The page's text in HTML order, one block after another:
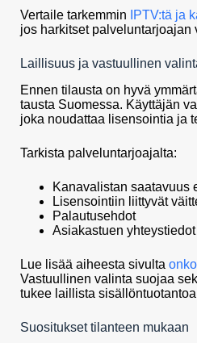
Vertaile tarkemmin IPTV:tä ja
jos harkitset palveluntarjoajan
Laillisuus ja vastuullinen
Ennen tilausta on hyvä
tausta Suomessa. Käyttäjän
joka noudattaa lisensointia ja
Tarkista palveluntarjoajalta:
Kanavalistan saatavuus
Lisensointiin liittyvät
Palautusehdot
Asiakastuen yhteystiedot
Lue lisää aiheesta sivulta
Vastuullinen valinta suojaa
tukee laillista
Suositukset tilanteen mukaan